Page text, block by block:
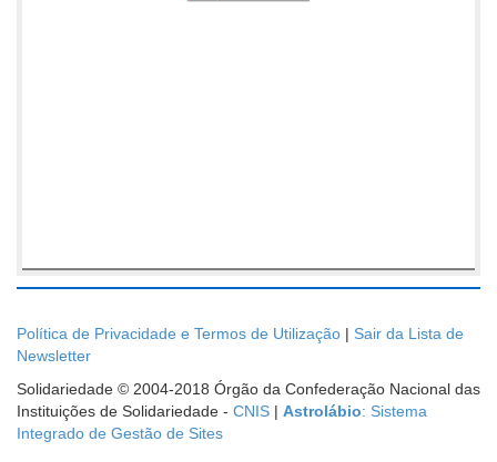
Política de Privacidade e Termos de Utilização | Sair da Lista de
Newsletter
Solidariedade © 2004-2018 Órgão da Confederação Nacional das
Instituições de Solidariedade - CNIS | Astrolábio: Sistema
Integrado de Gestão de Sites